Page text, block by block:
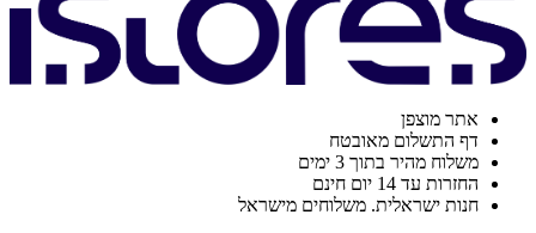
אתר מוצפן
דף התשלום מאובטח
משלוח מהיר בתוך 3 ימים
החזרות עד 14 יום חינם
חנות ישראלית. משלוחים מישראל